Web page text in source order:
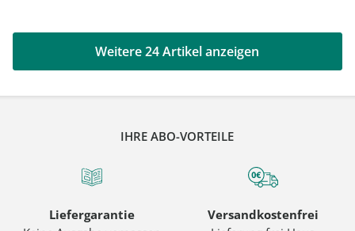
Weitere 24 Artikel anzeigen
IHRE ABO-VORTEILE
Liefergarantie
Versandkostenfrei